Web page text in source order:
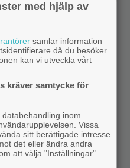
med hjälp av
samlar information
då du besöker
kan vi utveckla vårt
kräver samtycke för
inom
Vissa
sitt berättigade intresse
det eller ändra andra
att välja "Inställningar"